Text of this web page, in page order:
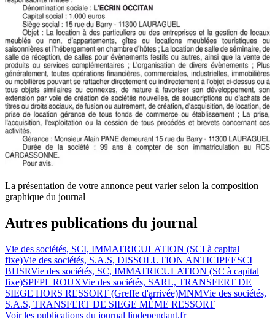
La présentation de votre annonce peut varier selon la composition
graphique du journal
Autres publications du journal
Vie des sociétés, SCI, IMMATRICULATION (SCI à capital
fixe)Vie des sociétés, S.A.S, DISSOLUTION ANTICIPEESCI
BHSRVie des sociétés, SC, IMMATRICULATION (SC à capital
fixe)SPFPL ROUXVie des sociétés, SARL, TRANSFERT DE
SIEGE HORS RESSORT (Greffe d'arrivée)MNMVie des sociétés,
S.A.S, TRANSFERT DE SIEGE MÊME RESSORT
Voir les publications du journal lindependant.fr